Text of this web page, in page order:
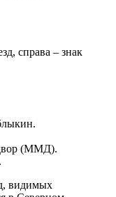
справа – знак
(ММД).
видимых